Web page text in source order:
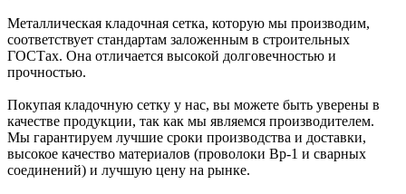
Металлическая кладочная сетка, которую мы производим,
соответствует стандартам заложенным в строительных
ГОСТах. Она отличается высокой долговечностью и
прочностью.
Покупая кладочную сетку у нас, вы можете быть уверены в
качестве продукции, так как мы являемся производителем.
Мы гарантируем лучшие сроки производства и доставки,
высокое качество материалов (проволоки Вр-1 и сварных
соединений) и лучшую цену на рынке.